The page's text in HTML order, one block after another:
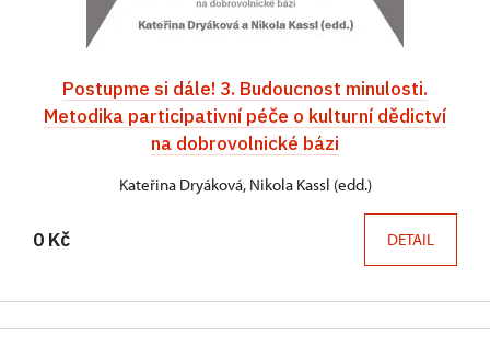
Postupme si dále! 3. Budoucnost minulosti.
Metodika participativní péče o kulturní dědictví
na dobrovolnické bázi
Kateřina Dryáková, Nikola Kassl (edd.)
0 Kč DETAIL